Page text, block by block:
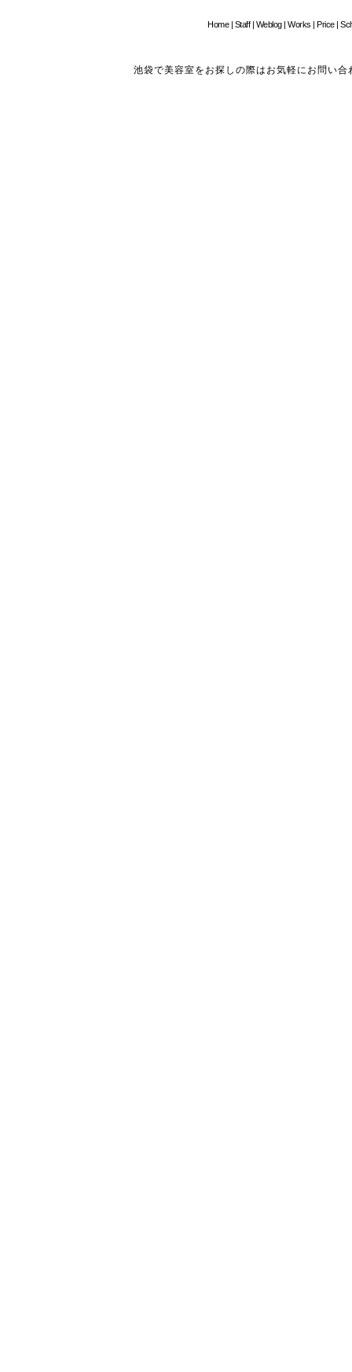
Home| Staff| Weblog| Works | Price|
池袋で美容室をお探しの際はお気軽にお問